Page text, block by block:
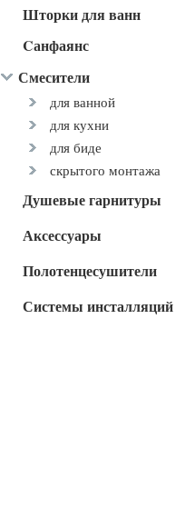
Шторки для ванн
Cанфаянс
Смесители
для ванной
для кухни
для биде
скрытого монтажа
Душевые гарнитуры
Аксессуары
Полотенцесушители
Системы инсталляций